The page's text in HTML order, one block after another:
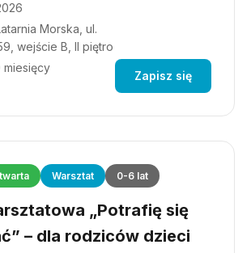
Morska, ul.
wejście B, II piętro
miesięcy
Zapisz się
Warsztat 0-6 lat
„Potrafię się
– dla rodziców dzieci